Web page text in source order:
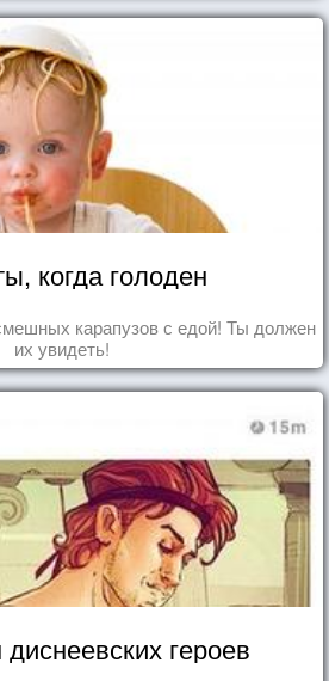
когда голоден
карапузов с едой! Ты должен
их увидеть!
героев